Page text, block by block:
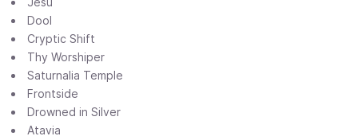
Dool
Cryptic Shift
Thy Worshiper
Saturnalia Temple
Frontside
Drowned in Silver
Atavia